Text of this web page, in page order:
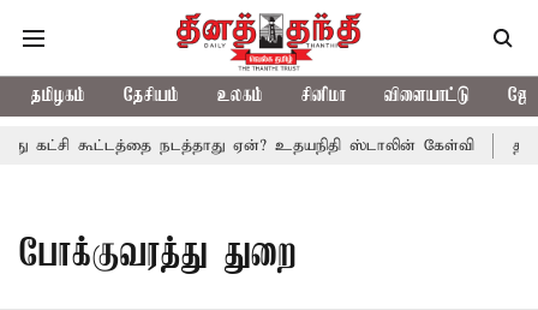
தமிழகம் தேசியம் உலகம் சினிமா விளையாட்டு
கட்சி கூட்டத்தை நடத்தாது ஏன்? உதயநிதி ஸ்டாலின் கேள்வி
போக்குவரத்து துறை